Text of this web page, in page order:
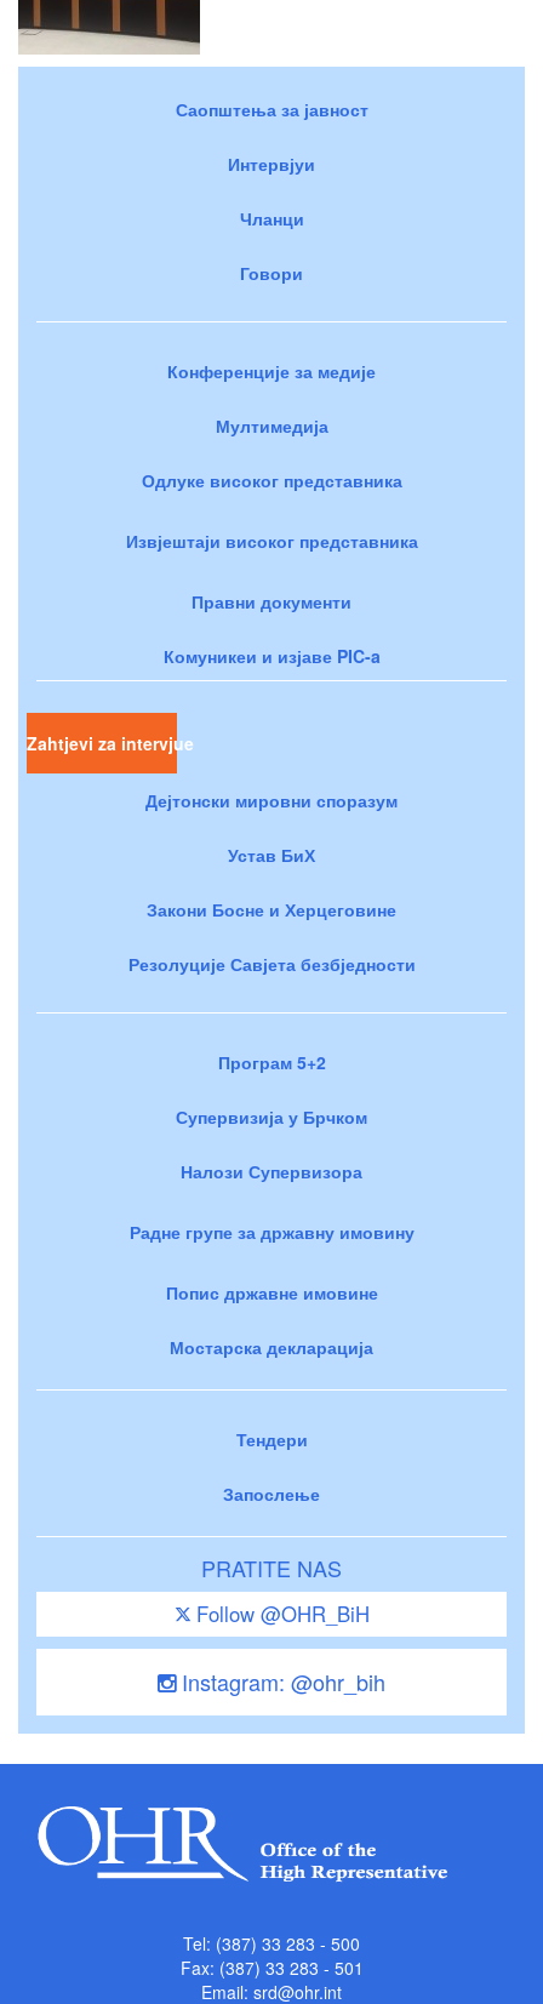
Саопштења за јавност
Интервјуи
Чланци
Говори
Конференције за медије
Мултимедија
Одлуке високог представника
Извјештаји високог представника
Правни документи
Комуникеи и изјаве PIC-a
Zahtjevi za intervjue
Дејтонски мировни споразум
Устав БиХ
Закони Босне и Херцеговине
Резолуције Савјета безбједности
Програм 5+2
Супервизија у Брчком
Налози Супервизора
Радне групе за државну имовину
Попис државне имовине
Мостарска декларација
Тендери
Запослење
PRATITE NAS
Follow @OHR_BiH
Instagram: @ohr_bih
Tel: (387) 33 283 - 500
Fax: (387) 33 283 - 501
Email: srd@ohr.int